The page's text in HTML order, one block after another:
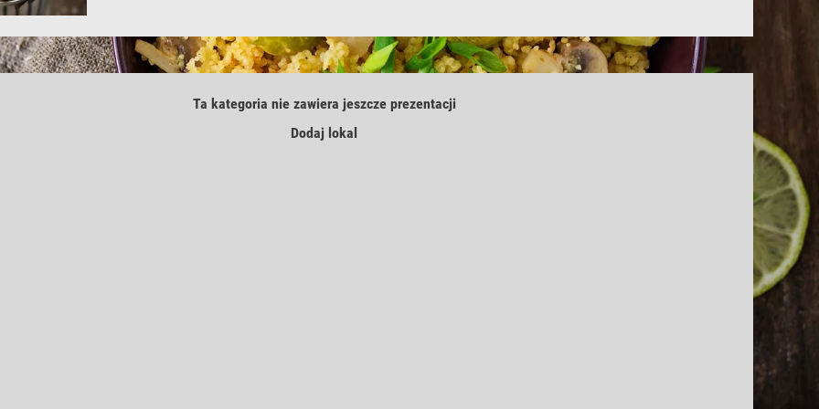
Ta kategoria nie zawiera jeszcze prezentacji
Dodaj lokal